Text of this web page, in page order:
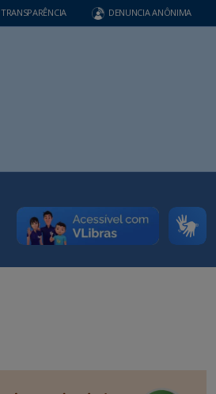
TRANSPARÊNCIA DENUNCIA ANÔNIMA